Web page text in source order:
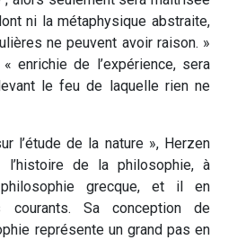
ni la métaphysique abstraite,
ne peuvent avoir raison. »
enrichie de l’expérience, sera
le feu de laquelle rien ne
l’étude de la nature », Herzen
l’histoire de la philosophie, à
grecque, et il en
courants. Sa conception de
représente un grand pas en